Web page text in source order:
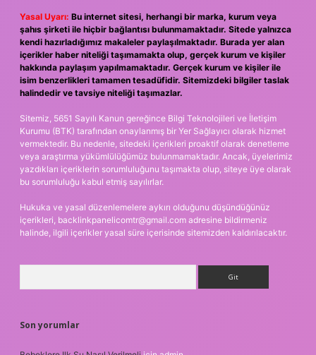
Yasal Uyarı: Bu internet sitesi, herhangi bir marka, kurum veya
şahıs şirketi ile hiçbir bağlantısı bulunmamaktadır. Sitede yalnızca
kendi hazırladığımız makaleler paylaşılmaktadır. Burada yer alan
içerikler haber niteliği taşımamakta olup, gerçek kurum ve kişiler
hakkında paylaşım yapılmamaktadır. Gerçek kurum ve kişiler ile
isim benzerlikleri tamamen tesadüfidir. Sitemizdeki bilgiler taslak
halindedir ve tavsiye niteliği taşımazlar.
Sitemiz, 5651 Sayılı Kanun gereğince Bilgi Teknolojileri ve İletişim
Kurumu (BTK) tarafından onaylanmış bir Yer Sağlayıcı olarak hizmet
vermektedir. Bu nedenle, sitedeki içerikleri proaktif olarak denetleme
veya araştırma yükümlülüğümüz bulunmamaktadır. Ancak, üyelerimiz
yazdıkları içeriklerin sorumluluğunu taşımakta olup, siteye üye olarak
bu sorumluluğu kabul etmiş sayılırlar.
Hukuka ve yasal düzenlemelere aykırı olduğunu düşündüğünüz
içerikleri, backlinkpanelicomtr@gmail.com adresine bildirmeniz
halinde, ilgili içerikler yasal süre içerisinde sitemizden kaldırılacaktır.
Son yorumlar